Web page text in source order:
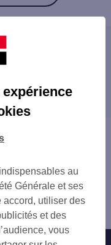
au
Générale et ses
accord, utiliser des
et des
vous